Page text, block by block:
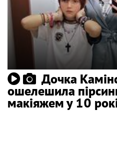
Дочка
ошелешила
макіяжем у 10